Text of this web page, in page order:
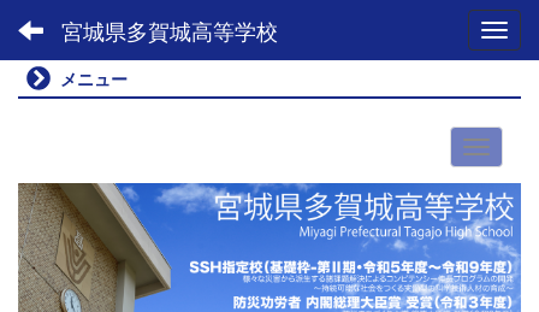
宮城県多賀城高等学校
メニュー